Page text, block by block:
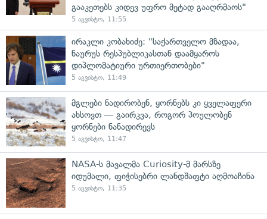
გააკეთებს კიდევ უფრო მეტად გააღრმაოს"
5 აგვისტო, 11:55
ირაკლი კობახიძე: "საქართველო მზადაა,
ნაურუს რესპუბლიკასთან დაამყაროს
დიპლომატიური ურთიერთობები"
5 აგვისტო, 11:49
მგლები ნადირობენ, ყორნებს კი ყველაფერი
ახსოვთ — გაირკვა, როგორ პოულობენ
ყორნები ნანადირევს
5 აგვისტო, 11:47
NASA-ს მავალმა Curiosity-მ მარსზე
იდუმალი, ფიჭისებრი ლანდშაფტი აღმოაჩინა
5 აგვისტო, 11:35